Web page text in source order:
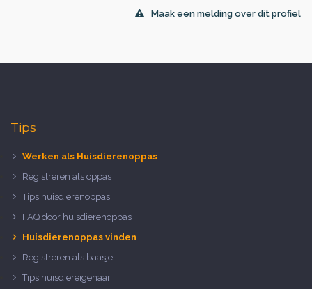
Maak een melding over dit profiel
Tips
Werken als Huisdierenoppas
Registreren als oppas
Tips huisdierenoppas
FAQ door huisdierenoppas
Huisdierenoppas vinden
Registreren als baasje
Tips huisdiereigenaar